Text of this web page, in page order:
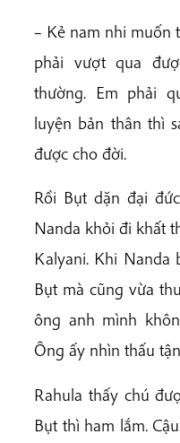
– Kẻ nam nhi muốn
phải vượt qua
thường. Em phải
luyện bản thân thì
được cho đời.
Rồi Bụt dặn đại
Nanda khỏi đi khất
Kalyani. Khi Nanda
Bụt mà cũng vừa
ông anh mình
Ông ấy nhìn thấu
Rahula thấy chú
Bụt thì ham lắm.